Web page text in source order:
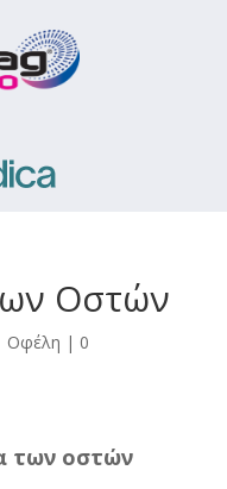
Οστών
Οφέλη | 0
των οστών